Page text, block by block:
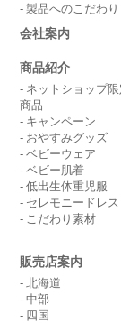
製品へのこだわり
会社案内
商品紹介
ネットショップ限
商品
キャンペーン
おやすみグッズ
ベビーウェア
ベビー肌着
低出生体重児服
セレモニードレス
こだわり素材
販売店案内
北海道
中部
四国